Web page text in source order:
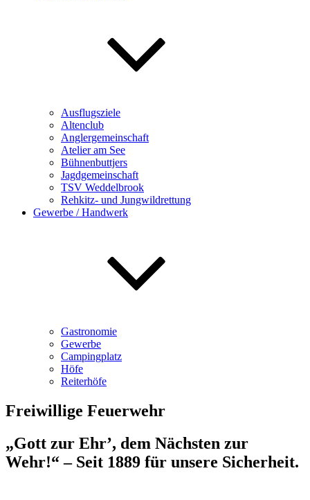
Ausflugsziele
Altenclub
Anglergemeinschaft
Atelier am See
Bühnenbuttjers
Jagdgemeinschaft
TSV Weddelbrook
Rehkitz- und Jungwildrettung
Gewerbe / Handwerk
Gastronomie
Gewerbe
Campingplatz
Höfe
Reiterhöfe
Freiwillige Feuerwehr
„Gott zur Ehr’, dem Nächsten zur
Wehr!“ – Seit 1889 für unsere Sicherheit.